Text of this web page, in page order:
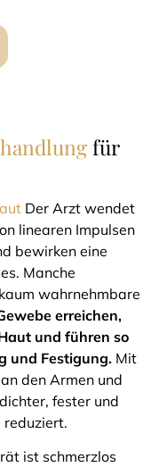
für
Der Arzt wendet
linearen Impulsen
bewirken eine
Manche
wahrnehmbare
erreichen,
und führen so
und Festigung. Mit
den Armen und
fester und
ist schmerzlos